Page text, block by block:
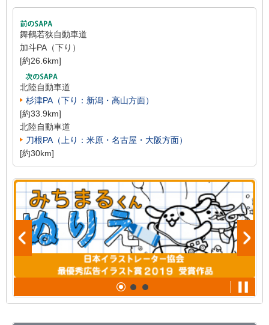
舞鶴若狭自動車道
加斗PA（下り）
[約26.6km]
北陸自動車道
杉津PA（下り：新潟・高山方面）
[約33.9km]
北陸自動車道
刀根PA（上り：米原・名古屋・大阪方面）
[約30km]